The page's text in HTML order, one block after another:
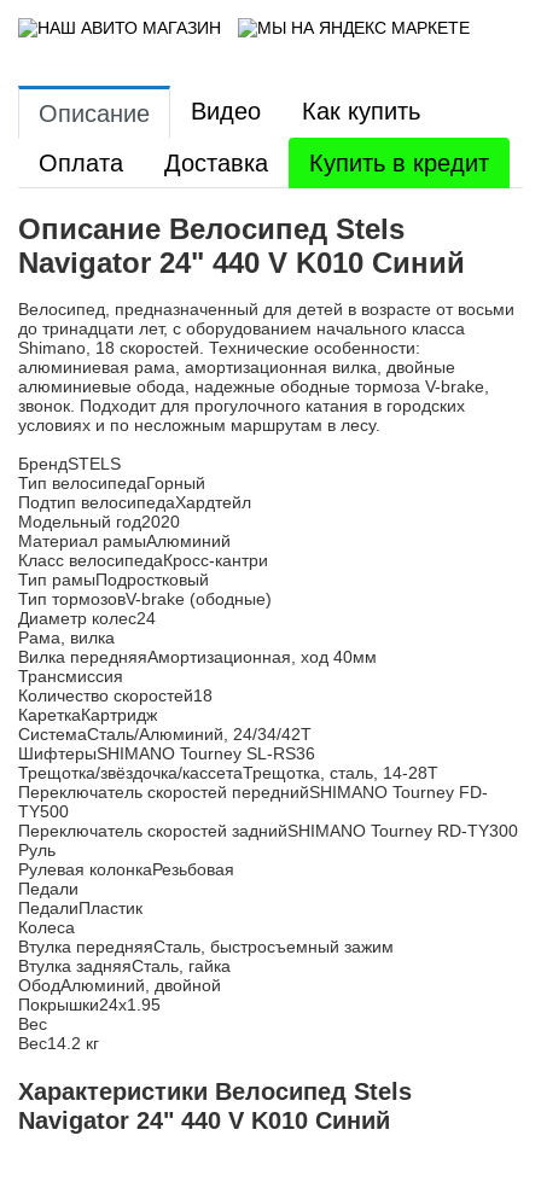
Описание Видео
Как купить
Оплата
Доставка Купить в кредит
Описание Велосипед Stels
Navigator 24" 440 V K010 Синий
Велосипед, предназначенный для детей в возрасте от восьми
до тринадцати лет, с оборудованием начального класса
Shimano, 18 скоростей. Технические особенности:
алюминиевая рама, амортизационная вилка, двойные
алюминиевые обода, надежные ободные тормоза V-brake,
звонок. Подходит для прогулочного катания в городских
условиях и по несложным маршрутам в лесу.
БрендSTELS
Тип велосипедаГорный
Подтип велосипедаХардтейл
Модельный год2020
Материал рамыАлюминий
Класс велосипедаКросс-кантри
Тип рамыПодростковый
Тип тормозовV-brake (ободные)
Диаметр колес24
Рама, вилка
Вилка передняяАмортизационная, ход 40мм
Трансмиссия
Количество скоростей18
КареткаКартридж
СистемаСталь/Алюминий, 24/34/42Т
ШифтерыSHIMANO Tourney SL-RS36
Трещотка/звёздочка/кассетаТрещотка, сталь, 14-28Т
Переключатель скоростей переднийSHIMANO Tourney FD-
TY500
Переключатель скоростей заднийSHIMANO Tourney RD-TY300
Руль
Рулевая колонкаРезьбовая
Педали
ПедалиПластик
Колеса
Втулка передняяСталь, быстросъемный зажим
Втулка задняяСталь, гайка
ОбодАлюминий, двойной
Покрышки24x1.95
Вес
Вес14.2 кг
Характеристики Велосипед Stels
Navigator 24" 440 V K010 Синий